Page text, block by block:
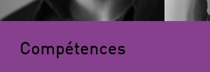
Compétences